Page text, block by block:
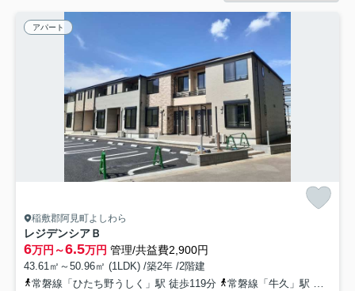
アパート
稲敷郡阿見町よしわら
レジデンシアＢ
6万円～6.5万円 管理/共益費2,900円
43.61㎡～50.96㎡ (1LDK) /築2年 /2階建
常磐線「ひたち野うしく」駅 徒歩119分
常磐線「牛久」駅 徒歩133分